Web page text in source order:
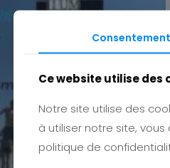
Consentement
Ce website utilise des
Notre site utilise des
à utiliser notre site,
politique de